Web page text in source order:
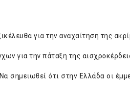
για την αναχαίτηση της
για την πάταξη της
ότι στην Ελλάδα οι